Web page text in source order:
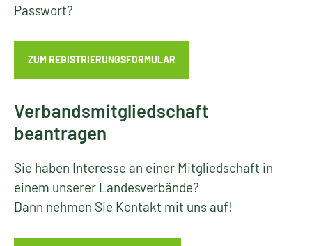
Passwort?
ZUM REGISTRIERUNGSFORMULAR
Verbandsmitgliedschaft
beantragen
Sie haben Interesse an einer Mitgliedschaft in
einem unserer Landesverbände?
Dann nehmen Sie Kontakt mit uns auf!